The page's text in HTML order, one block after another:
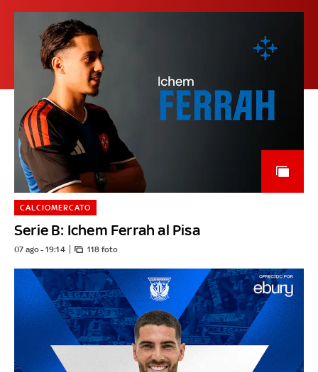
Serie B: Ichem Ferrah al Pisa
CALCIOMERCATO
07 ago - 19:14 118 foto